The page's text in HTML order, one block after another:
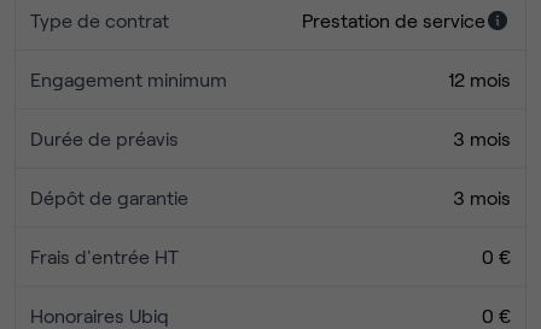
Type de contrat Prestation de service
Engagement minimum 12 mois
Durée de préavis 3 mois
Dépôt de garantie 3 mois
Frais d'entrée HT 0 €
Honoraires Ubiq 0 €